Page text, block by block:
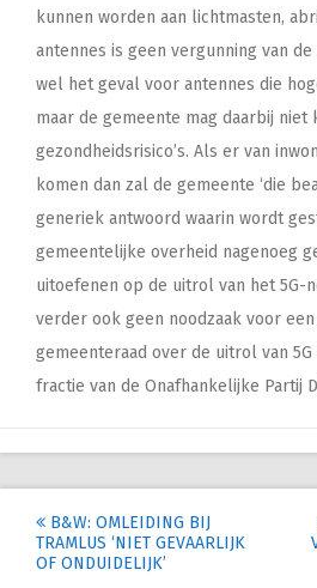
kunnen worden aan lichtmasten,
antennes is geen vergunning van
wel het geval voor antennes die
maar de gemeente mag daarbij niet
gezondheidsrisico’s. Als er van
komen dan zal de gemeente ‘die
generiek antwoord waarin wordt
gemeentelijke overheid nagenoeg
uitoefenen op de uitrol van het 5G-
verder ook geen noodzaak voor
gemeenteraad over de uitrol van
fractie van de Onafhankelijke Partij
Post
navigation
B&W: OMLEIDING BIJ
TRAMLUS ‘NIET GEVAARLIJK
OF ONDUIDELIJK’